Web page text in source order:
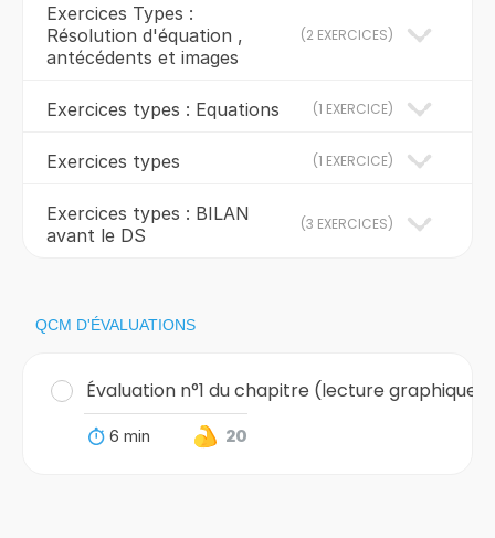
Exercices Types :
Résolution d'équation ,
antécédents et images
(2 EXERCICES)
Exercices types : Equations (1 EXERCICE)
Exercices types (1 EXERCICE)
Exercices types : BILAN
avant le DS
(3 EXERCICES)
QCM D'ÉVALUATIONS
Évaluation n°1 du chapitre (lecture graphique)
6 min 20